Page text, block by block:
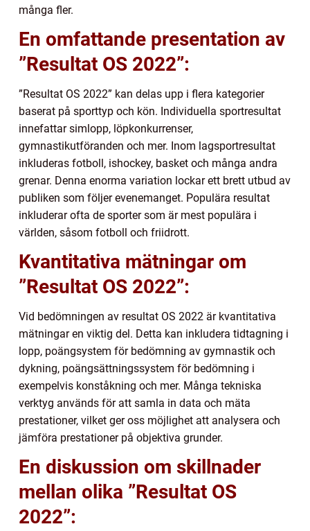
många fler.
En omfattande presentation av
”Resultat OS 2022”:
”Resultat OS 2022” kan delas upp i flera kategorier
baserat på sporttyp och kön. Individuella sportresultat
innefattar simlopp, löpkonkurrenser,
gymnastikutföranden och mer. Inom lagsportresultat
inkluderas fotboll, ishockey, basket och många andra
grenar. Denna enorma variation lockar ett brett utbud av
publiken som följer evenemanget. Populära resultat
inkluderar ofta de sporter som är mest populära i
världen, såsom fotboll och friidrott.
Kvantitativa mätningar om
”Resultat OS 2022”:
Vid bedömningen av resultat OS 2022 är kvantitativa
mätningar en viktig del. Detta kan inkludera tidtagning i
lopp, poängsystem för bedömning av gymnastik och
dykning, poängsättningssystem för bedömning i
exempelvis konståkning och mer. Många tekniska
verktyg används för att samla in data och mäta
prestationer, vilket ger oss möjlighet att analysera och
jämföra prestationer på objektiva grunder.
En diskussion om skillnader
mellan olika ”Resultat OS
2022”: